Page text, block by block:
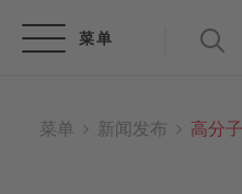
菜单 新闻发布 高分